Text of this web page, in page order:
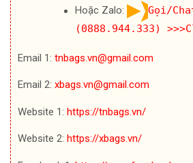
Hoặc Zalo:
Gọi/
(0888.944.333)
Email 1: tnbags.vn@gmail.com
Email 2: xbags.vn@gmail.com
Website 1: https://tnbags.vn/
Website 2: https://xbags.vn/